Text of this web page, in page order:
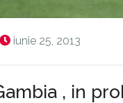
iunie 25, 2013
, in